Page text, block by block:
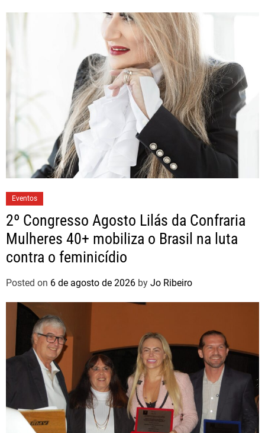
Eventos
2º Congresso Agosto Lilás da Confraria
Mulheres 40+ mobiliza o Brasil na luta
contra o feminicídio
Posted on 6 de agosto de 2026 by Jo Ribeiro